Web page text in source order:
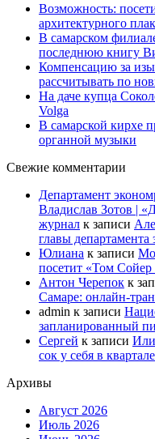
Возможность:
архитектурного
В самарском
последнюю книгу
Компенсацию за
рассчитывать по
На даче купца
Volga
В самарской кирхе
органной музыки
Свежие комментарии
Департамент
Владислав Зотов |
журнал к записи
главы департамента
Юлиана к записи
посетит «Том
Антон Черепок к
Самаре: онлайн-
admin к записи
запланированный
Сергей к записи
сок у себя в квартале
Архивы
Август 2026
Июль 2026